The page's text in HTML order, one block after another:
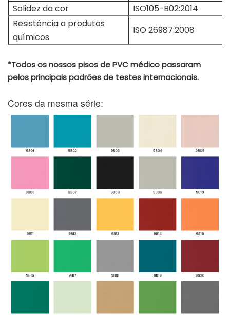
Solidez da cor
ISO105-B02:2014
Resistência a produtos
químicos
ISO 26987:2008
*Todos os nossos pisos de PVC médico passaram
pelos principais padrões de testes internacionais.
Cores da mesma série: